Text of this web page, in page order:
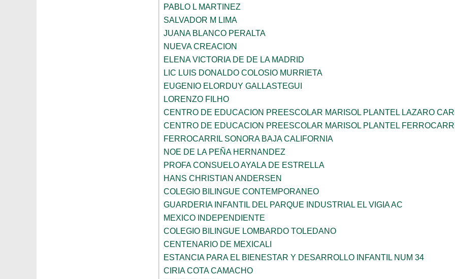
PABLO L MARTINEZ
SALVADOR M LIMA
JUANA BLANCO PERALTA
NUEVA CREACION
ELENA VICTORIA DE DE LA MADRID
LIC LUIS DONALDO COLOSIO MURRIETA
EUGENIO ELORDUY GALLASTEGUI
LORENZO FILHO
CENTRO DE EDUCACION PREESCOLAR MARISOL PLANTEL LAZARO
CENTRO DE EDUCACION PREESCOLAR MARISOL PLANTEL
FERROCARRIL SONORA BAJA CALIFORNIA
NOE DE LA PEÑA HERNANDEZ
PROFA CONSUELO AYALA DE ESTRELLA
HANS CHRISTIAN ANDERSEN
COLEGIO BILINGUE CONTEMPORANEO
GUARDERIA INFANTIL DEL PARQUE INDUSTRIAL EL VIGIA AC
MEXICO INDEPENDIENTE
COLEGIO BILINGUE LOMBARDO TOLEDANO
CENTENARIO DE MEXICALI
ESTANCIA PARA EL BIENESTAR Y DESARROLLO INFANTIL NUM 34
CIRIA COTA CAMACHO